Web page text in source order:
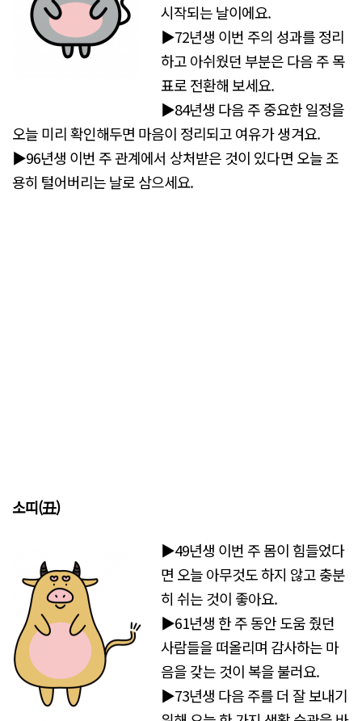
시작되는 날이에요.
▶72년생 이번 주의 성과를 정리
하고 아쉬웠던 부분은 다음 주 목
표로 전환해 보세요.
▶84년생 다음 주 중요한 일정을
오늘 미리 확인해두면 마음이 정리되고 여유가 생겨요.
▶96년생 이번 주 관계에서 상처받은 것이 있다면 오늘 조
용히 털어버리는 날로 삼으세요.
소띠(丑)
▶49년생 이번 주 몸이 힘들었다
면 오늘 아무것도 하지 않고 충분
히 쉬는 것이 좋아요.
▶61년생 한 주 동안 도움 줬던
사람들을 떠올리며 감사하는 마
음을 갖는 것이 복을 불러요.
▶73년생 다음 주를 더 잘 보내기